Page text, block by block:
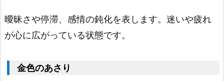
灰
色
あ
曖昧さや停滞、感情の鈍化を表します。迷いや疲れ
が心に広がっている状態です。
金色のあさり